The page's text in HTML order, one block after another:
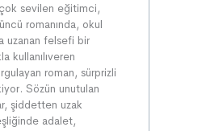
sevilen eğitimci,
romanında, okul
uzanan felsefi bir
kullanılıveren
roman, sürprizli
Sözün unutulan
şiddetten uzak
adalet,